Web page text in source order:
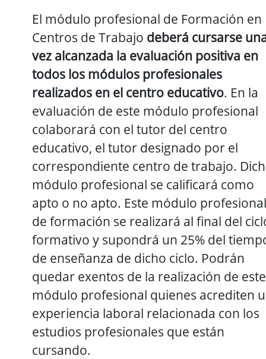
El módulo profesional de Formación en
Centros de Trabajo deberá cursarse
vez alcanzada la evaluación positiva en
todos los módulos profesionales
realizados en el centro educativo. En la
evaluación de este módulo profesional
colaborará con el tutor del centro
educativo, el tutor designado por el
correspondiente centro de trabajo.
módulo profesional se calificará como
apto o no apto. Este módulo profesional
de formación se realizará al final del
formativo y supondrá un 25% del
de enseñanza de dicho ciclo. Podrán
quedar exentos de la realización de este
módulo profesional quienes acrediten
experiencia laboral relacionada con los
estudios profesionales que están
cursando.